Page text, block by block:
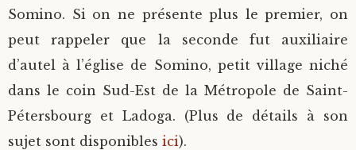
Sainte Matrone de Moscou
Staritsa Anastasia
Gerondissa Makrina (Vassopoulou)
Archimandrite Nathanaël (Pospelov)
Père Héliodore
Somino. Si on ne présente plus le premier, on
peut rappeler que la seconde fut auxiliaire
d’autel à l’église de Somino, petit village niché
dans le coin Sud-Est de la Métropole de Saint-
Pétersbourg et Ladoga. (Plus de détails à son
sujet sont disponibles ici).